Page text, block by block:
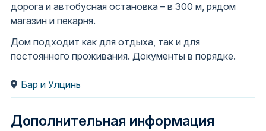
дорога и автобусная остановка – в 300 м, рядом
магазин и пекарня.
Дом подходит как для отдыха, так и для
постоянного проживания. Документы в порядке.
Бар и Улцинь
Дополнительная информация